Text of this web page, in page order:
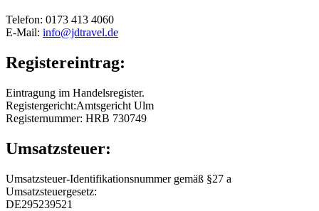
Telefon: 0173 413 4060
E-Mail: info@jdtravel.de
Registereintrag:
Eintragung im Handelsregister.
Registergericht:Amtsgericht Ulm
Registernummer: HRB 730749
Umsatzsteuer:
Umsatzsteuer-Identifikationsnummer gemäß §27 a
Umsatzsteuergesetz:
DE295239521